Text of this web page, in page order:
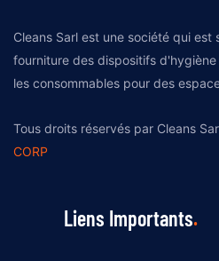
Cleans Sarl est une société qui est
fourniture des dispositifs d'hygiène
les consommables pour des
Tous droits réservés par Cleans
CORP
Liens Importants